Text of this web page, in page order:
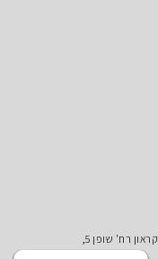
האולם הסימפוני ע"ש הנרי קראון רח' שופן 5,